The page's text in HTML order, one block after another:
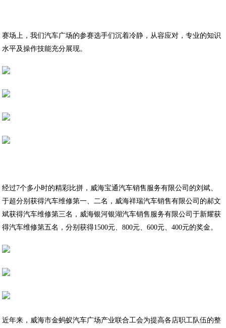
赛场上，我们汽车广场的参赛选手们沉着冷静，从容应对，专业的知识
水平及操作技能充分展现。
经过7个多小时的精彩比拼，威海宝通汽车销售服务有限公司的刘斌、
于超分别获得汽车维修第一、二名，威海祥瑞汽车销售有限公司的郝文
斌获得汽车维修第三名，威海银河银湖汽车销售服务有限公司于新耀获
得汽车维修第五名，分别获得1500元、800元、600元、400元的奖金。
近年来，威海市金蚂蚁汽车广场产业联合工会为提高各店职工队伍的整